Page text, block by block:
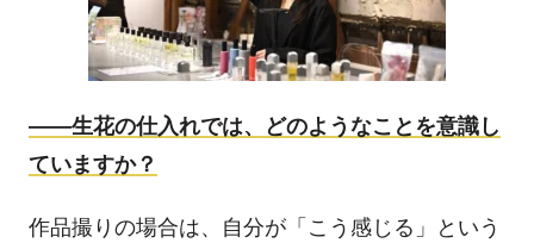
――生花の仕入れでは、どのようなことを意識し
ていますか？
作品撮りの場合は、自分が「こう感じる」という